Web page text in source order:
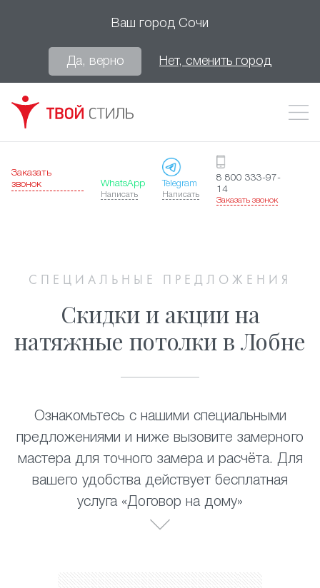
Ваш город Сочи
Да, верно Нет, сменить город
Заказать
звонок
WhatsApp
Написать
Telegram
Написать
8 800 333-97-
14
Заказать звонок
СПЕЦИАЛЬНЫЕ ПРЕДЛОЖЕНИЯ
Скидки и акции на
натяжные потолки в Лобне
Ознакомьтесь с нашими специальными
предложениями и ниже вызовите замерного
мастера для точного замера и расчёта. Для
вашего удобства действует бесплатная
услуга «Договор на дому»